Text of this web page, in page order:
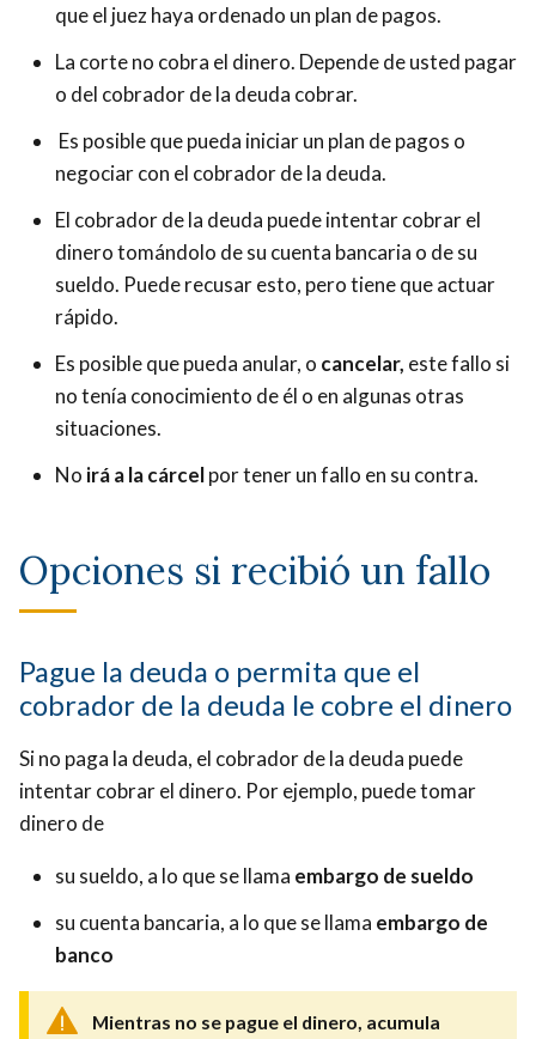
que el juez haya ordenado un plan de pagos.
La corte no cobra el dinero. Depende de usted pagar
o del cobrador de la deuda cobrar.
Es posible que pueda iniciar un plan de pagos o
negociar con el cobrador de la deuda.
El cobrador de la deuda puede intentar cobrar el
dinero tomándolo de su cuenta bancaria o de su
sueldo. Puede recusar esto, pero tiene que actuar
rápido.
Es posible que pueda anular, o cancelar, este fallo si
no tenía conocimiento de él o en algunas otras
situaciones.
No irá a la cárcelpor tener un fallo en su contra.
Opciones si recibió un fallo
Pague la deuda o permita que el
cobrador de la deuda le cobre el dinero
Si no paga la deuda, el cobrador de la deuda puede
intentar cobrar el dinero. Por ejemplo, puede tomar
dinero de
su sueldo, a lo que se llama embargo de sueldo
su cuenta bancaria, a lo que se llama embargo de
banco
Mientras no se pague el dinero, acumula